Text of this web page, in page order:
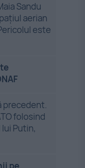
Sandu
aerian
este
precedent.
folosind
Putin,